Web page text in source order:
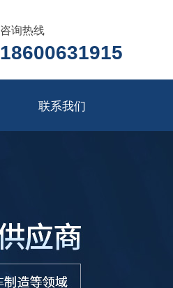
咨询热线
18600631915
联系我们